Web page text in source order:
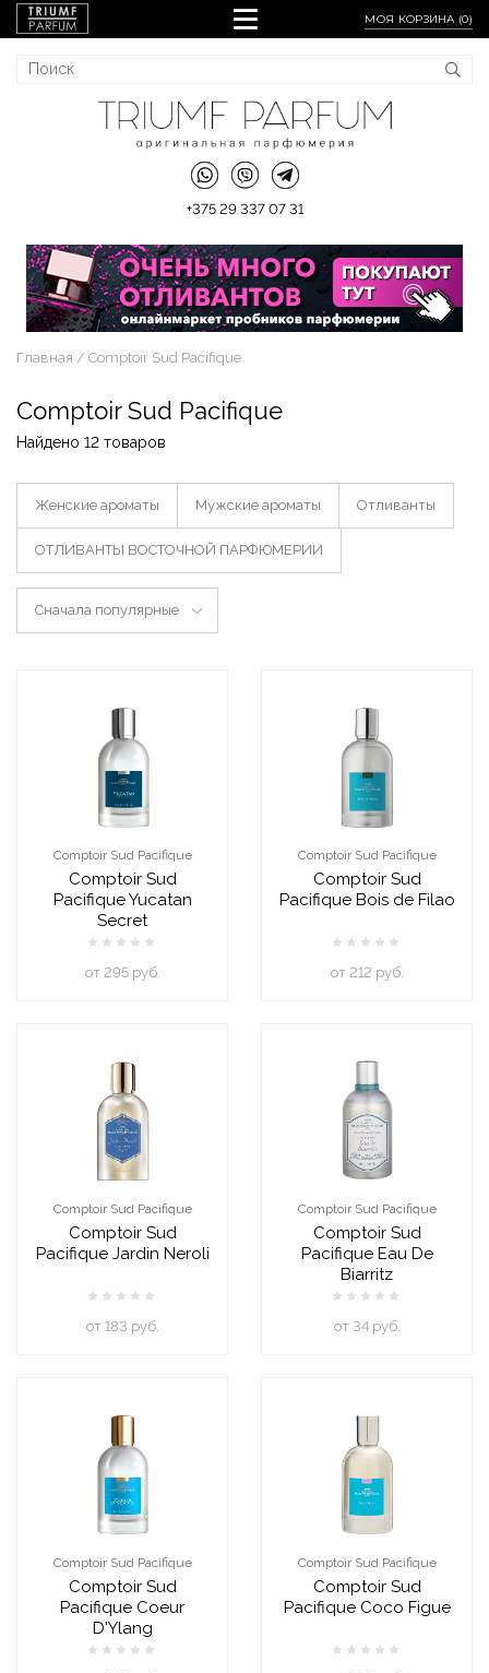
МОЯ КОРЗИНА (0)
+375 29 337 07 31
Главная Comptoir Sud Pacifique
Comptoir Sud Pacifique
Найдено 12 товаров
Женские ароматы Мужские ароматы Отливанты
ОТЛИВАНТЫ ВОСТОЧНОЙ ПАРФЮМЕРИИ
Сначала популярные
Comptoir Sud Pacifique
Comptoir Sud
Pacifique Yucatan
Secret
oт 295 руб.
Comptoir Sud Pacifique
Comptoir Sud
Pacifique Bois de Filao
oт 212 руб.
Comptoir Sud Pacifique
Comptoir Sud
Pacifique Jardin Neroli
oт 183 руб.
Comptoir Sud Pacifique
Comptoir Sud
Pacifique Eau De
Biarritz
oт 34 руб.
Comptoir Sud Pacifique
Comptoir Sud
Pacifique Coeur
D'Ylang
Comptoir Sud Pacifique
Comptoir Sud
Pacifique Coco Figue